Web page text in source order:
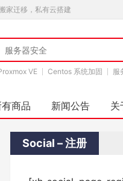
家迁移，私有云搭建
VE Centos 系统加固 服
有商品 新闻公告 关
Social – 注册